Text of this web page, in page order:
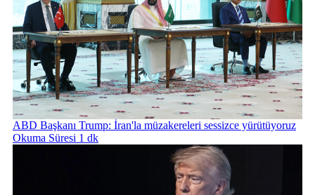
ABD Başkanı Trump: İran'la müzakereleri sessizce yürütüyoruz
Okuma Süresi 1 dk